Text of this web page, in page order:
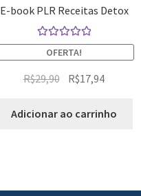
E-book PLR Receitas Detox
Avaliação
5.00de 5
OFERTA!
R$29,90 R$17,94
Adicionar ao carrinho